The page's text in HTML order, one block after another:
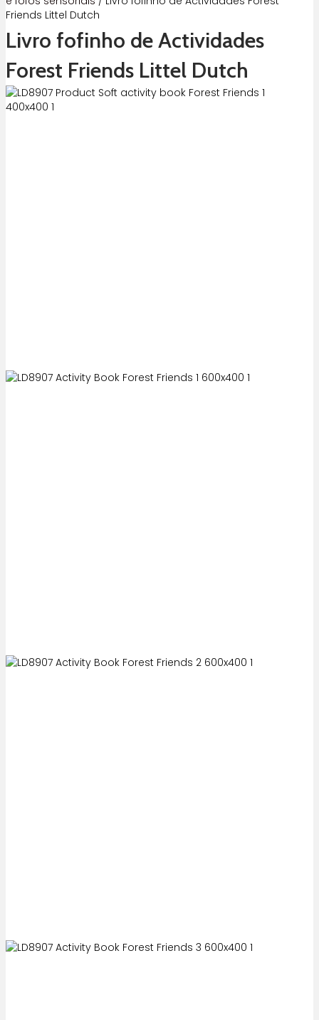
Friends Littel Dutch
Livro fofinho de Actividades
Forest Friends Littel Dutch